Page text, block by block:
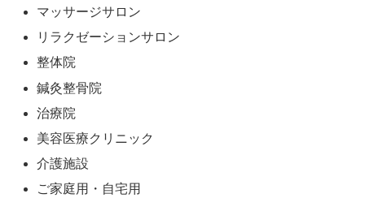
マッサージサロン
リラクゼーションサロン
整体院
鍼灸整骨院
治療院
美容医療クリニック
介護施設
ご家庭用・自宅用